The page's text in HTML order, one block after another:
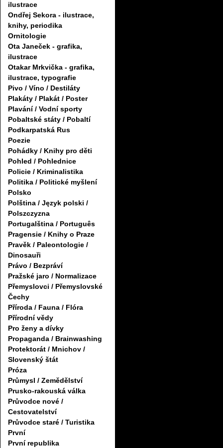
ilustrace
Ondřej Sekora - ilustrace,
knihy, periodika
Ornitologie
Ota Janeček - grafika,
ilustrace
Otakar Mrkvička - grafika,
ilustrace, typografie
Pivo / Víno / Destiláty
Plakáty / Plakát / Poster
Plavání / Vodní sporty
Pobaltské státy / Pobaltí
Podkarpatská Rus
Poezie
Pohádky / Knihy pro děti
Pohled / Pohlednice
Policie / Kriminalistika
Politika / Politické myšlení
Polsko
Polština / Język polski /
Polszczyzna
Portugalština / Português
Pragensie / Knihy o Praze
Pravěk / Paleontologie /
Dinosauři
Právo / Bezpráví
Pražské jaro / Normalizace
Přemyslovci / Přemyslovské
Čechy
Příroda / Fauna / Flóra
Přírodní vědy
Pro ženy a dívky
Propaganda / Brainwashing
Protektorát / Mnichov /
Slovenský štát
Próza
Průmysl / Zemědělství
Prusko-rakouská válka
Průvodce nové /
Cestovatelství
Průvodce staré / Turistika
První
První republika